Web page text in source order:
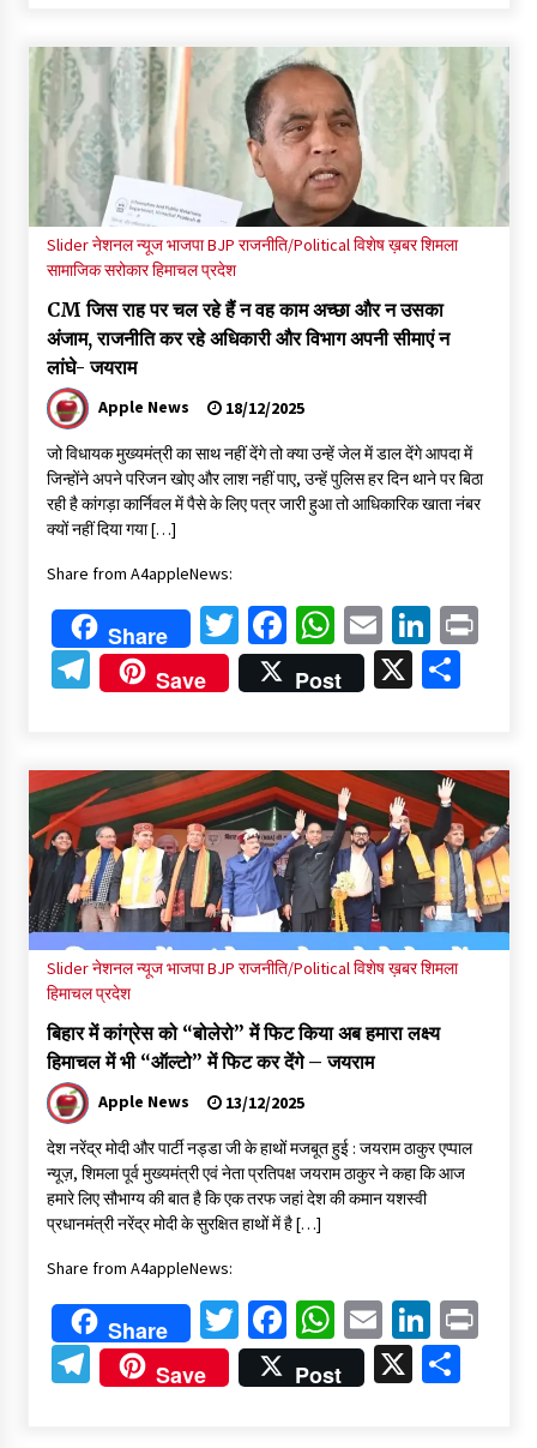
Sliderनेशनल न्यूजभाजपा BJP राजनीति/Politicalविशेष ख़बरशिमला
सामाजिक सरोकारहिमाचल प्रदेश
CM जिस राह पर चल रहे हैं न वह काम अच्छा और न उसका
अंजाम, राजनीति कर रहे अधिकारी और विभाग अपनी सीमाएं न
लांघे- जयराम
Apple News 18/12/2025
जो विधायक मुख्यमंत्री का साथ नहीं देंगे तो क्या उन्हें जेल में डाल देंगे आपदा में
जिन्होंने अपने परिजन खोए और लाश नहीं पाए, उन्हें पुलिस हर दिन थाने पर बिठा
रही है कांगड़ा कार्निवल में पैसे के लिए पत्र जारी हुआ तो आधिकारिक खाता नंबर
क्यों नहीं दिया गया […]
Share from A4appleNews:
Share Twitter
Facebook
WhatsApp
Email
Telegram
Save Post X
Sliderनेशनल न्यूजभाजपा BJP राजनीति/Politicalविशेष ख़बरशिमला
हिमाचल प्रदेश
बिहार में कांग्रेस को “बोलेरो” में फिट किया अब हमारा लक्ष्य
हिमाचल में भी “ऑल्टो” में फिट कर देंगे – जयराम
Apple News 13/12/2025
देश नरेंद्र मोदी और पार्टी नड्डा जी के हाथों मजबूत हुई : जयराम ठाकुर एप्पाल
न्यूज़, शिमला पूर्व मुख्यमंत्री एवं नेता प्रतिपक्ष जयराम ठाकुर ने कहा कि आज
हमारे लिए सौभाग्य की बात है कि एक तरफ जहां देश की कमान यशस्वी
प्रधानमंत्री नरेंद्र मोदी के सुरक्षित हाथों में है […]
Share from A4appleNews:
Share Twitter
Facebook
WhatsApp
Email
Telegram
Save Post X